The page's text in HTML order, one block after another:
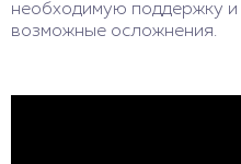
необходимую поддержку
возможные осложнения.